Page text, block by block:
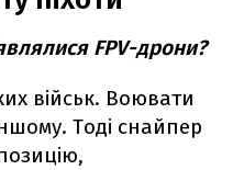
FPV-дрони?
військ. Воювати
Тоді снайпер